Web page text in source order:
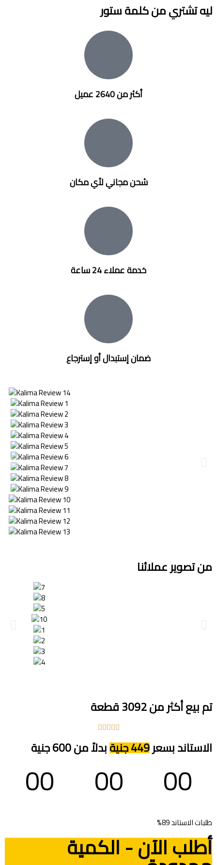
ليه تشتري من كلمة ستور
أكثر من 2640 عميل
شحن مجاني لأي مكان
خدمة عملاء 24 ساعة
ضمان إستبدال أو إسترجاع
من تصوير عملائنا
تم بيع أكثر من 3092 قطعة





الاستاند بسعر449 جنية بدلاً من 600 جنية
00
00
00
طلبات الاستاند89%
أطلب الآن - الكمية